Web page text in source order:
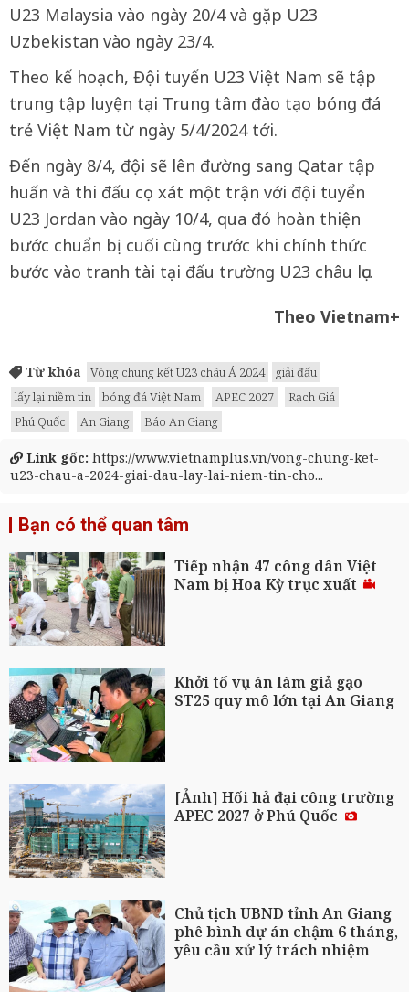
U23 Malaysia vào ngày 20/4 và gặp U23
Uzbekistan vào ngày 23/4.
Theo kế hoạch, Đội tuyển U23 Việt Nam sẽ tập
trung tập luyện tại Trung tâm đào tạo bóng đá
trẻ Việt Nam từ ngày 5/4/2024 tới.
Đến ngày 8/4, đội sẽ lên đường sang Qatar tập
huấn và thi đấu cọ xát một trận với đội tuyển
U23 Jordan vào ngày 10/4, qua đó hoàn thiện
bước chuẩn bị cuối cùng trước khi chính thức
bước vào tranh tài tại đấu trường U23 châu lục.
Theo Vietnam+
Từ khóa Vòng chung kết U23 châu Á 2024
giải đấu
lấy lại niềm tin
bóng đá Việt Nam APEC 2027
Rạch Giá
Phú Quốc
An Giang Báo An Giang
Link gốc: https://www.vietnamplus.vn/vong-chung-ket-
u23-chau-a-2024-giai-dau-lay-lai-niem-tin-cho...
Bạn có thể quan tâm
Tiếp nhận 47 công dân Việt
Nam bị Hoa Kỳ trục xuất
Khởi tố vụ án làm giả gạo
ST25 quy mô lớn tại An Giang
[Ảnh] Hối hả đại công trường
APEC 2027 ở Phú Quốc
Chủ tịch UBND tỉnh An Giang
phê bình dự án chậm 6 tháng,
yêu cầu xử lý trách nhiệm